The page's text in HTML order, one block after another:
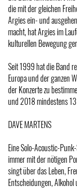
die mit der gleichen
Argies ein- und
macht, hat Argies im
kulturellen Bewegung
Seit 1999 hat die Band
Europa und der ganzen
der Konzerte zu
und 2018 mindestens
DAVE MARTENS
Eine Solo-Acoustic-
immer mit der nötigen
singt über das Leben,
Entscheidungen,